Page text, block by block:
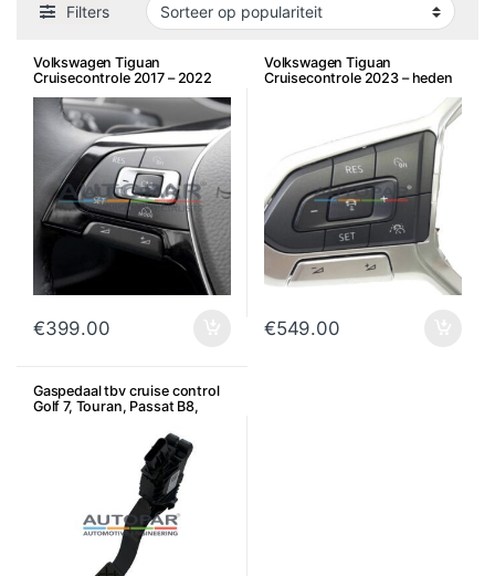
Filters
Volkswagen Tiguan
Cruisecontrole 2017 – 2022
€399.00
Volkswagen Tiguan
Cruisecontrole 2023 – heden
€549.00
Gaspedaal tbv cruise control
Golf 7, Touran, Passat B8,